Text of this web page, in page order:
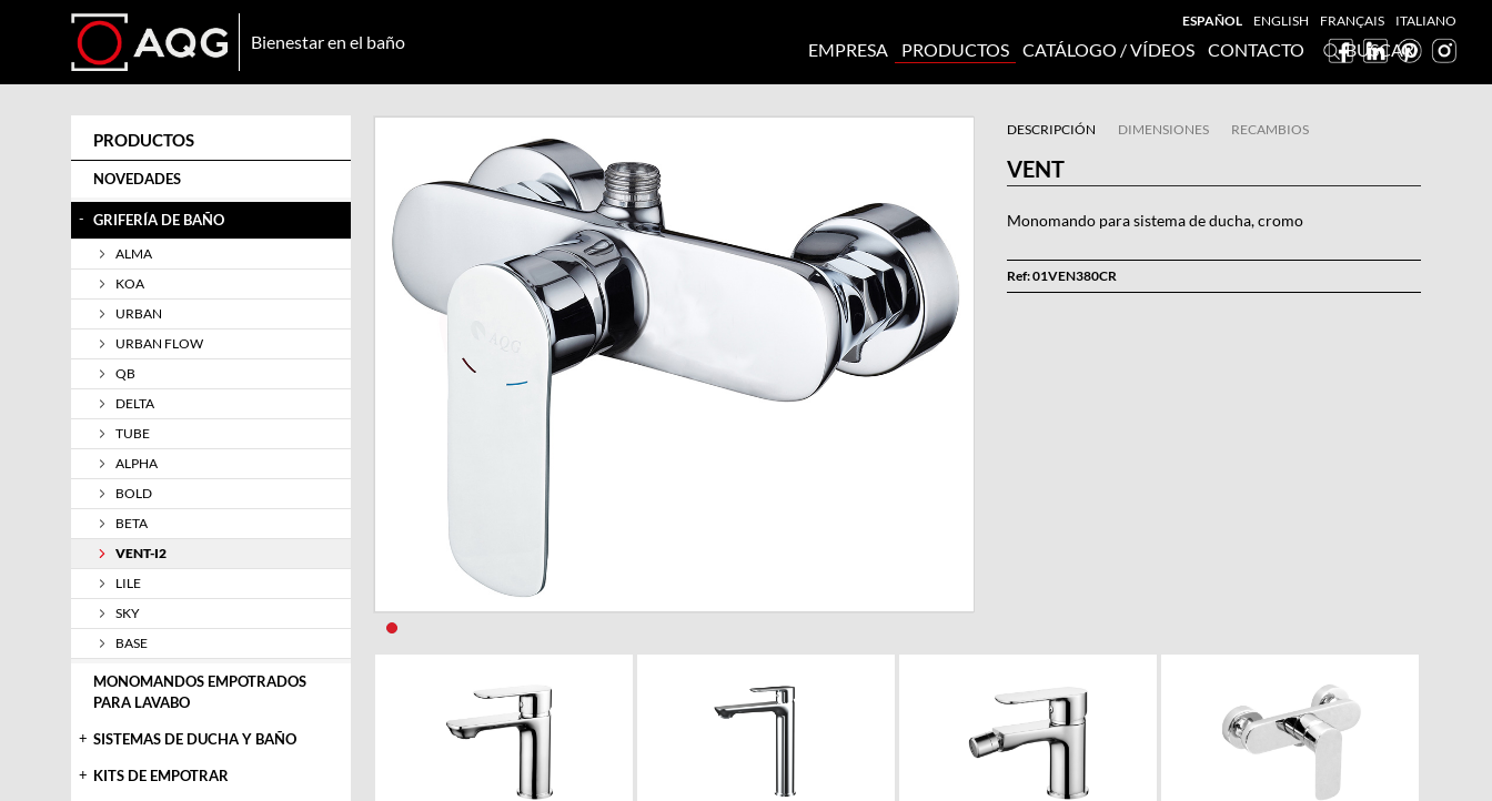
Bienestar en el baño EMPRESA PRODUCTOS CATÁLOGO / VÍDEOS CONTACTO BUSCAR
ESPAÑOL ENGLISH FRANÇAIS ITALIANO
PRODUCTOS
NOVEDADES
- GRIFERÍA DE BAÑO
ALMA
KOA
URBAN
URBAN FLOW
QB
DELTA
TUBE
ALPHA
BOLD
BETA
VENT-I2
LILE
SKY
BASE
MONOMANDOS EMPOTRADOS
PARA LAVABO
+ SISTEMAS DE DUCHA Y BAÑO
+ KITS DE EMPOTRAR
DESCRIPCIÓN DIMENSIONES RECAMBIOS
VENT
Monomando para sistema de ducha, cromo
Ref: 01VEN380CR